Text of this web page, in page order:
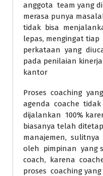
anggota team yang
merasa punya
tidak bisa
lepas, mengingat tiap
perkataan yang
pada penilaian
kantor
Proses coaching
agenda coache tidak
dijalankan 100%
biasanya telah
manajemen,
oleh pimpinan yang
coach, karena
proses coaching yang